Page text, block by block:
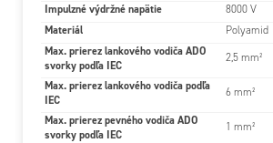
Impulzné výdržné napätie 8000 V
Materiál Polyamid
Max. prierez lankového vodiča ADO
svorky podľa IEC
2,5 mm²
Max. prierez lankového vodiča podľa
IEC
6 mm²
Max. prierez pevného vodiča ADO
svorky podľa IEC
1 mm²